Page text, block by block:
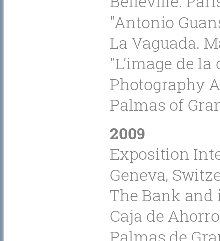
"Antonio
La Vaguada.
"L’image de
Photography
Palmas of
2009
Exposition
Geneva,
The Bank
Caja de
Palmas de